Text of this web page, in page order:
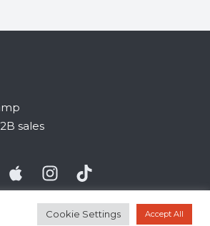
sales
Cookie Settings Accept All